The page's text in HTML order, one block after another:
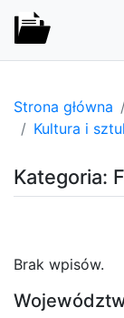
Strona główna
Kultura i
Kategoria:
Brak wpisów.